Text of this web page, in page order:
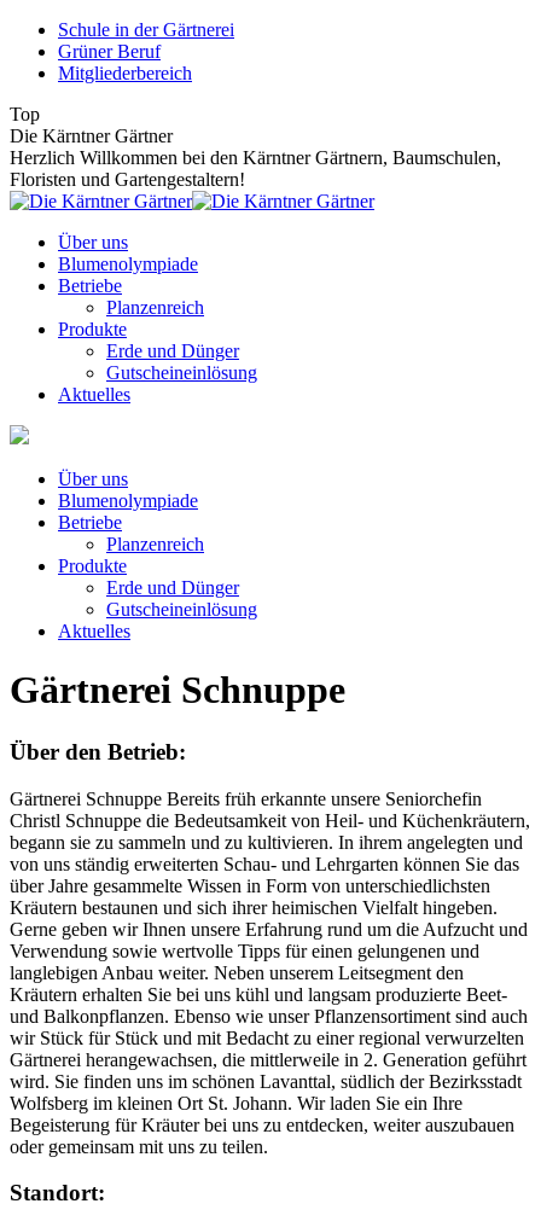
Zum
Inhalt
springen
Schule in der Gärtnerei
Grüner Beruf
Mitgliederbereich
Top
Die Kärntner Gärtner
Herzlich Willkommen bei den Kärntner Gärtnern, Baumschulen,
Floristen und Gartengestaltern!
Über uns
Blumenolympiade
Betriebe
Planzenreich
Produkte
Erde und Dünger
Gutscheineinlösung
Aktuelles
Über uns
Blumenolympiade
Betriebe
Planzenreich
Produkte
Erde und Dünger
Gutscheineinlösung
Aktuelles
Gärtnerei Schnuppe
Über den Betrieb:
Gärtnerei Schnuppe Bereits früh erkannte unsere Seniorchefin
Christl Schnuppe die Bedeutsamkeit von Heil- und Küchenkräutern,
begann sie zu sammeln und zu kultivieren. In ihrem angelegten und
von uns ständig erweiterten Schau- und Lehrgarten können Sie das
über Jahre gesammelte Wissen in Form von unterschiedlichsten
Kräutern bestaunen und sich ihrer heimischen Vielfalt hingeben.
Gerne geben wir Ihnen unsere Erfahrung rund um die Aufzucht und
Verwendung sowie wertvolle Tipps für einen gelungenen und
langlebigen Anbau weiter. Neben unserem Leitsegment den
Kräutern erhalten Sie bei uns kühl und langsam produzierte Beet-
und Balkonpflanzen. Ebenso wie unser Pflanzensortiment sind auch
wir Stück für Stück und mit Bedacht zu einer regional verwurzelten
Gärtnerei herangewachsen, die mittlerweile in 2. Generation geführt
wird. Sie finden uns im schönen Lavanttal, südlich der Bezirksstadt
Wolfsberg im kleinen Ort St. Johann. Wir laden Sie ein Ihre
Begeisterung für Kräuter bei uns zu entdecken, weiter auszubauen
oder gemeinsam mit uns zu teilen.
Standort: